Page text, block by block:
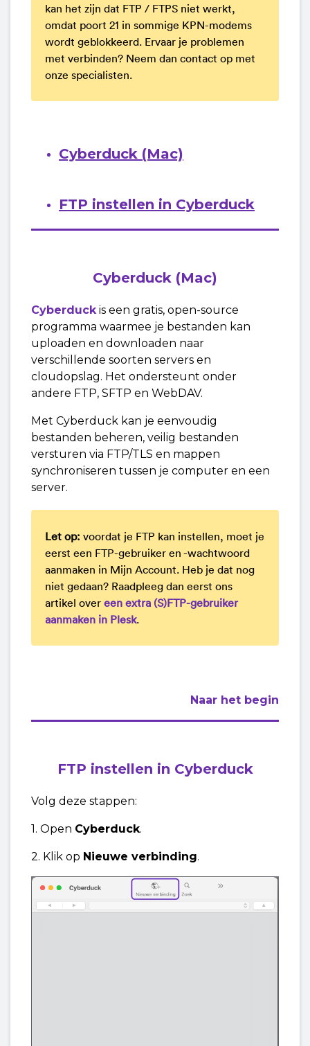
FTP instellen in Quick 'n Easy Web Builder
(Windows)
FTP instellen in RapidWeaver
FTP instellen in Cyberduck (Mac)
Zie meer
kan het zijn dat FTP / FTPS niet werkt,
omdat poort 21 in sommige KPN-modems
wordt geblokkeerd. Ervaar je problemen
met verbinden? Neem dan contact op met
onze specialisten.
Cyberduck (Mac)
FTP instellen in Cyberduck
Cyberduck (Mac)
Cyberduckis een gratis, open-source
programma waarmee je bestanden kan
uploaden en downloaden naar
verschillende soorten servers en
cloudopslag. Het ondersteunt onder
andere FTP, SFTP en WebDAV.
Met Cyberduck kan je eenvoudig
bestanden beheren, veilig bestanden
versturen via FTP/TLS en mappen
synchroniseren tussen je computer en een
server.
Let op: voordat je FTP kan instellen, moet je
eerst een FTP-gebruiker en -wachtwoord
aanmaken in Mijn Account. Heb je dat nog
niet gedaan? Raadpleeg dan eerst ons
artikel over een extra (S)FTP-gebruiker
aanmaken in Plesk.
Naar het begin
FTP instellen in Cyberduck
Volg deze stappen:
1. Open Cyberduck.
2. Klik op Nieuwe verbinding.